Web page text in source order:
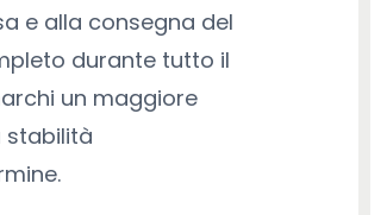
e alla consegna del
durante tutto il
un maggiore
stabilità